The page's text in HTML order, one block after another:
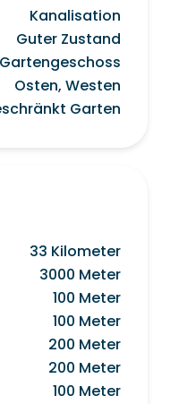
Kanalisation
Guter Zustand
Gartengeschoss
Osten, Westen
Garten
33 Kilometer
3000 Meter
100 Meter
100 Meter
200 Meter
200 Meter
100 Meter